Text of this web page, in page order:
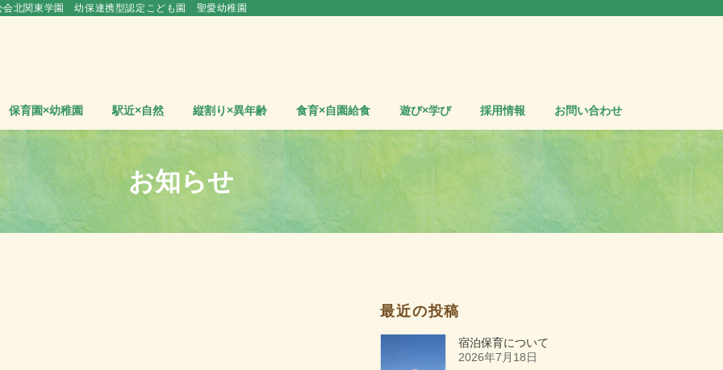
北関東学園 幼保連携型認定こども園 聖愛幼稚園
保育園×幼稚園 駅近×自然 縦割り×異年齢 食育×自園給食 遊び×学び 採用情報 お問い合わせ
お知らせ
最近の投稿
宿泊保育について
2026年7月18日